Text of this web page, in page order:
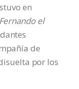
en
Fernando el
de
por los